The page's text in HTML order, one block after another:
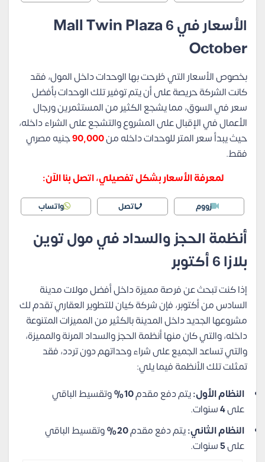
الأسعار في Mall Twin Plaza 6
October
بخصوص الأسعار التي طُرحت بها الوحدات داخل المول، فقد
كانت الشركة حريصة على أن يتم توفير تلك الوحدات بأفضل
سعر في السوق، مما يشجع الكثير من المستثمرين ورجال
الأعمال في الإقبال على المشروع والتشجع على الشراء داخله،
حيث يبدأ سعر المتر للوحدات داخله من90,000جنيه مصري
فقط.
لمعرفة الأسعار بشكل تفصيلي، اتصل بنا الآن:
زووم اتصل واتساب
أنظمة الحجز والسداد في مول توين
بلازا 6 أكتوبر
إذا كنت تبحث عن فرصة مميزة داخل أفضل مولات مدينة
السادس من أكتوبر، فإن شركة كيان للتطوير العقاري تقدم لك
مشروعها الجديد داخل المدينة بالكثير من المميزات المتنوعة
داخله، والتي كان منها أنظمة الحجز والسداد المرنة والمميزة،
والتي تساعد الجميع على شراء وحداتهم دون تردد، فقد
تمثلت تلك الأنظمة فيما يلي:
النظام الأول:يتم دفع مقدم
وتقسيط الباقي
على4سنوات.
النظام الثاني:يتم دفع مقدم20%
وتقسيط الباقي
على
سنوات.